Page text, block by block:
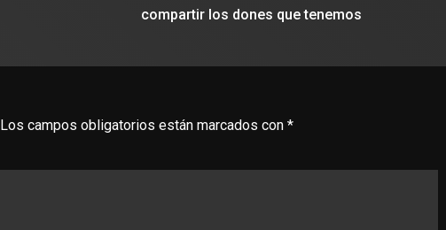
compartir los dones que tenemos
Los campos obligatorios están marcados con *